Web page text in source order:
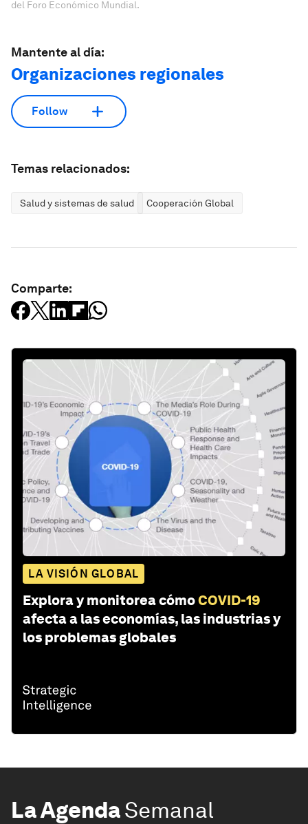
del Foro Económico Mundial.
Mantente al día:
Organizaciones regionales
Follow
Temas relacionados:
Salud y sistemas de salud Cooperación Global
Comparte:
LA VISIÓN GLOBAL
Explora y monitorea cómoCOVID-19
afecta a las economías, las industrias y
los problemas globales
La AgendaSemanal